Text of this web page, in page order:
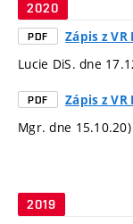
2020
PDF Zápis z VR
Lucie DiS. dne
PDF Zápis z VR
Mgr. dne 15.10.20)
2019